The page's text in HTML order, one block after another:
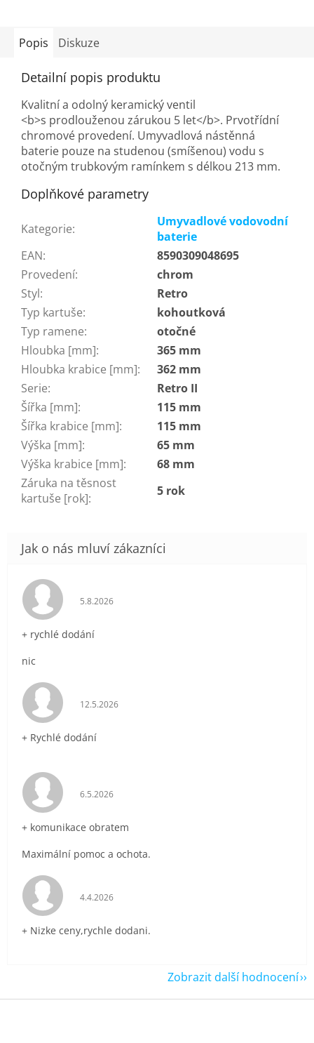
Popis Diskuze
Detailní popis produktu
Kvalitní a odolný keramický ventil
<b>s prodlouženou zárukou 5 let</b>. Prvotřídní
chromové provedení. Umyvadlová nástěnná
baterie pouze na studenou (smíšenou) vodu s
otočným trubkovým ramínkem s délkou 213 mm.
Doplňkové parametry
Kategorie:
Umyvadlové vodovodní
baterie
EAN:
8590309048695
Provedení:
chrom
Styl:
Retro
Typ kartuše:
kohoutková
Typ ramene:
otočné
Hloubka [mm]:
365 mm
Hloubka krabice [mm]:
362 mm
Serie:
Retro II
Šířka [mm]:
115 mm
Šířka krabice [mm]:
115 mm
Výška [mm]:
65 mm
Výška krabice [mm]:
68 mm
Záruka na těsnost
kartuše [rok]: 5 rok
Hodnocení obchodu je 5 z 5 hvězdiček.
5.8.2026
+ rychlé dodání
nic
Hodnocení obchodu je 5 z 5 hvězdiček.
12.5.2026
+ Rychlé dodání
Hodnocení obchodu je 5 z 5 hvězdiček.
6.5.2026
+ komunikace obratem
Maximální pomoc a ochota.
Hodnocení obchodu je 5 z 5 hvězdiček.
4.4.2026
+ Nizke ceny,rychle dodani.
Zobrazit další hodnocení
Z